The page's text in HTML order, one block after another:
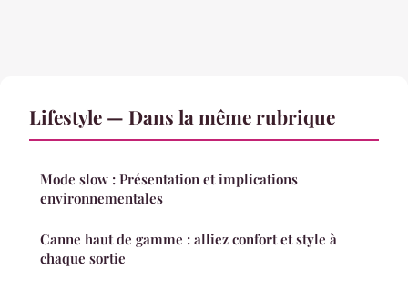
Lifestyle — Dans la même rubrique
Mode slow : Présentation et implications
environnementales
Canne haut de gamme : alliez confort et style à
chaque sortie